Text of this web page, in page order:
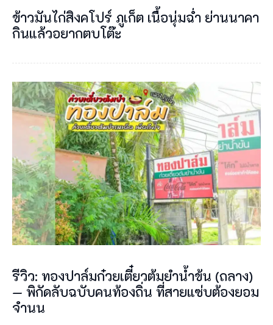
รีวิว: ทองปาล์มก๋วยเตี๋ยวต้มยำน้ำข้น (ถลาง)
— พิกัดลับฉบับคนท้องถิ่น ที่สายแซ่บต้องยอม
จำนน